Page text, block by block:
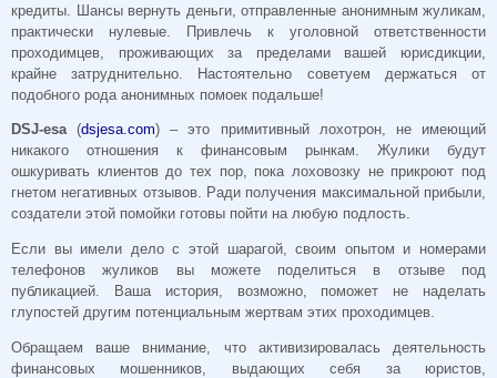
кредиты. Шансы вернуть деньги, отправленные анонимным жуликам,
практически нулевые. Привлечь к уголовной ответственности
проходимцев, проживающих за пределами вашей юрисдикции,
крайне затруднительно. Настоятельно советуем держаться от
подобного рода анонимных помоек подальше!
DSJ-esa(dsjesa.com) – это примитивный лохотрон, не имеющий
никакого отношения к финансовым рынкам. Жулики будут
ошкуривать клиентов до тех пор, пока лоховозку не прикроют под
гнетом негативных отзывов. Ради получения максимальной прибыли,
создатели этой помойки готовы пойти на любую подлость.
Если вы имели дело с этой шарагой, своим опытом и номерами
телефонов жуликов вы можете поделиться в отзыве под
публикацией. Ваша история, возможно, поможет не наделать
глупостей другим потенциальным жертвам этих проходимцев.
Обращаем ваше внимание, что активизировалась деятельность
финансовых мошенников, выдающих себя за юристов,